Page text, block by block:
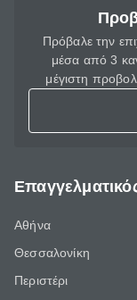
Πρόβαλε την
μέσα από 3
μέγιστη
Αθήνα
Θεσσαλονίκη
Περιστέρι